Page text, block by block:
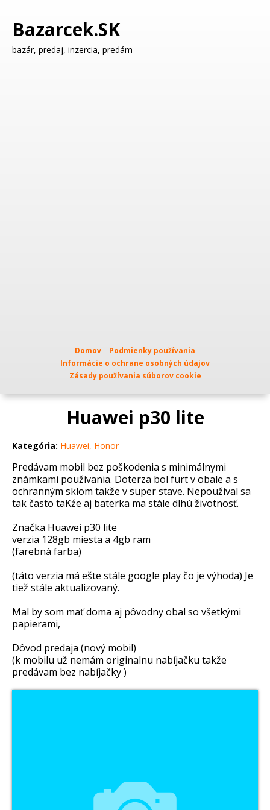
Bazarcek.SK
bazár, predaj, inzercia, predám
Domov
Podmienky používania
Informácie o ochrane osobných údajov
Zásady používania súborov cookie
Huawei p30 lite
Kategória: Huawei, Honor
Predávam mobil bez poškodenia s minimálnymi
známkami používania. Doterza bol furt v obale a s
ochranným sklom takže v super stave. Nepoužíval sa
tak často taKźe aj baterka ma stále dlhú životnosť.
Značka Huawei p30 lite
verzia 128gb miesta a 4gb ram
(farebná farba)
(táto verzia má ešte stále google play čo je výhoda) Je
tiež stále aktualizovaný.
Mal by som mať doma aj pôvodny obal so všetkými
papierami,
Dôvod predaja (nový mobil)
(k mobilu už nemám originalnu nabíjačku takže
predávam bez nabíjačky )